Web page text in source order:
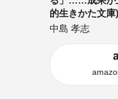
的生きかた文庫)
中島 孝志